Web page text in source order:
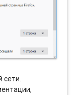
сети.